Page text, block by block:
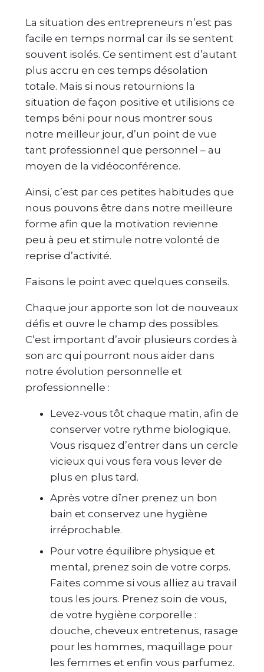
La situation des entrepreneurs n’est pas
facile en temps normal car ils se sentent
souvent isolés. Ce sentiment est d’autant
plus accru en ces temps désolation
totale. Mais si nous retournions la
situation de façon positive et utilisions ce
temps béni pour nous montrer sous
notre meilleur jour, d’un point de vue
tant professionnel que personnel – au
moyen de la vidéoconférence.
Ainsi, c’est par ces petites habitudes que
nous pouvons être dans notre meilleure
forme afin que la motivation revienne
peu à peu et stimule notre volonté de
reprise d’activité.
Faisons le point avec quelques conseils.
Chaque jour apporte son lot de nouveaux
défis et ouvre le champ des possibles.
C’est important d’avoir plusieurs cordes à
son arc qui pourront nous aider dans
notre évolution personnelle et
professionnelle :
Levez-vous tôt chaque matin, afin de
conserver votre rythme biologique.
Vous risquez d’entrer dans un cercle
vicieux qui vous fera vous lever de
plus en plus tard.
Après votre dîner prenez un bon
bain et conservez une hygiène
irréprochable.
Pour votre équilibre physique et
mental, prenez soin de votre corps.
Faites comme si vous alliez au travail
tous les jours. Prenez soin de vous,
de votre hygiène corporelle :
douche, cheveux entretenus, rasage
pour les hommes, maquillage pour
les femmes et enfin vous parfumez.